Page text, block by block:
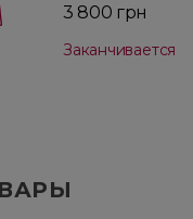
3 800 грн
Заканчивается